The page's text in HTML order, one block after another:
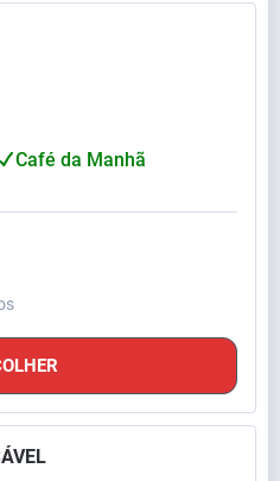
Café da Manhã